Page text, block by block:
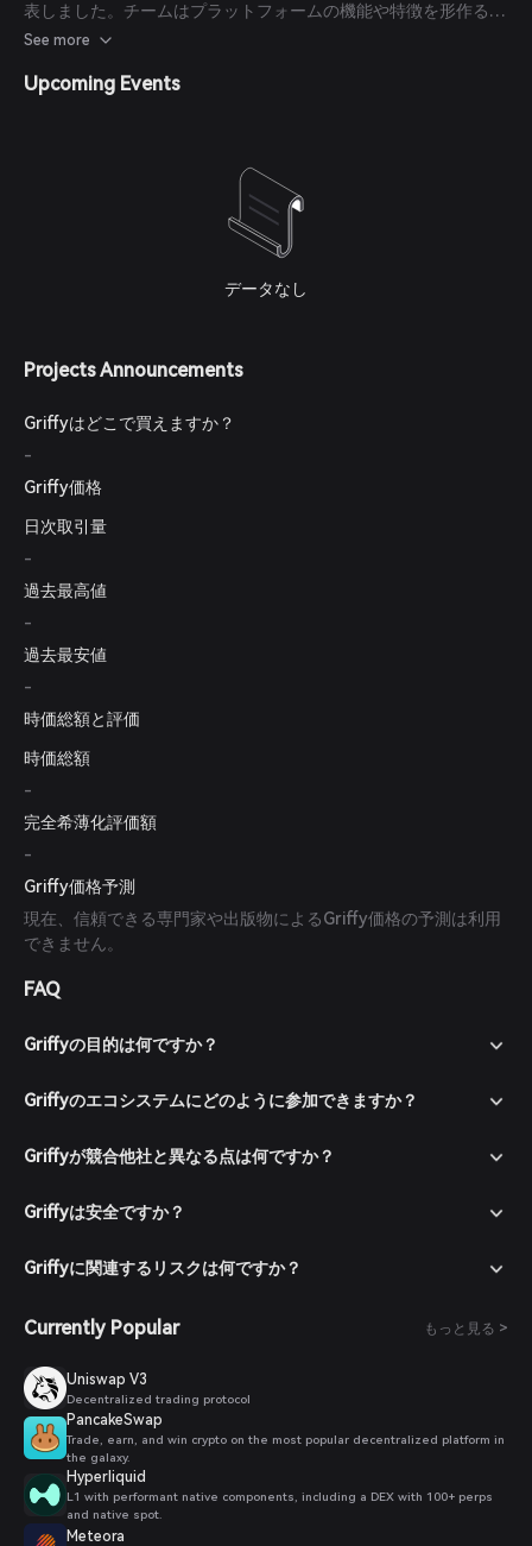
表しました。チームはプラットフォームの機能や特徴を形作る上
でユーザーのフィードバックを重視しています。
See more
Upcoming Events
データなし
Projects Announcements
Griffyはどこで買えますか？
-
Griffy価格
日次取引量
-
過去最高値
-
過去最安値
-
時価総額と評価
時価総額
-
完全希薄化評価額
-
Griffy価格予測
現在、信頼できる専門家や出版物によるGriffy価格の予測は利用
できません。
FAQ
Griffyの目的は何ですか？
Griffyのエコシステムにどのように参加できますか？
Griffyが競合他社と異なる点は何ですか？
Griffyは安全ですか？
Griffyに関連するリスクは何ですか？
Currently Popular もっと見る >
Uniswap V3
Decentralized trading protocol
PancakeSwap
Trade, earn, and win crypto on the most popular decentralized platform in
the galaxy.
Hyperliquid
L1 with performant native components, including a DEX with 100+ perps
and native spot.
Meteora